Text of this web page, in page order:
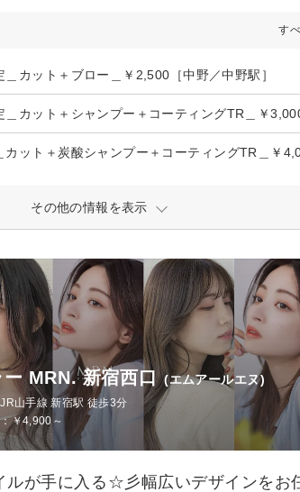
す
カット＋ブロー＿￥2,500［中野／中野駅］
カット＋シャンプー＋コーティングTR＿￥
カット＋炭酸シャンプー＋コーティングTR＿￥
その他の情報を表示
MRN. 新宿西口 (エムアールエヌ)
山手線 新宿駅 徒歩3分
￥4,900～
ルが手に入る☆彡幅広いデザインをお